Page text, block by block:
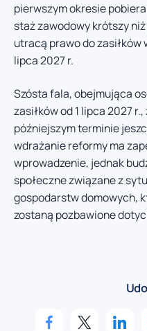
pierwszym okresie
staż zawodowy krótszy
utracą prawo do zasiłków
lipca 2027 r.
Szósta fala, obejmująca
zasiłków od 1 lipca 2027
późniejszym terminie
wdrażanie reformy ma
wprowadzenie, jednak
społeczne związane z
gospodarstw domowych,
zostaną pozbawione